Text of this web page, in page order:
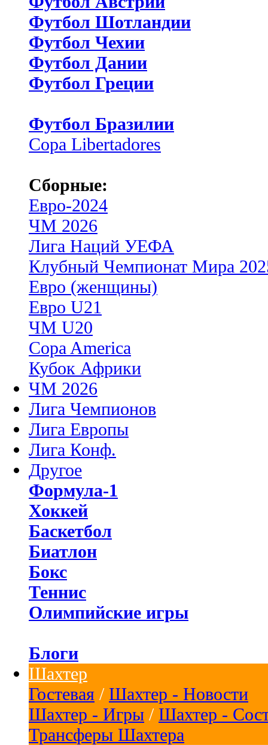
Футбол Шотландии
Футбол Чехии
Футбол Дании
Футбол Греции
Футбол Бразилии
Copa Libertadores
Сборные:
Евро-2024
ЧМ 2026
Лига Наций УЕФА
Клубный Чемпионат Мира
Евро (женщины)
Евро U21
ЧМ U20
Copa America
Кубок Африки
ЧМ 2026
Лига Чемпионов
Лига Европы
Лига Конф.
Другое
Формула-1
Хоккей
Баскетбол
Биатлон
Бокс
Теннис
Олимпийские игры
Блоги
Шахтер
Гостевая / Шахтер - Новости
Шахтер - Игры / Шахтер -
Трансферы Шахтера